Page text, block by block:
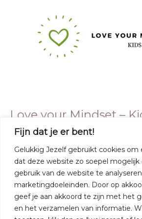
Fijn dat je er bent!
Gelukkig Jezelf gebruikt cookies om
dat deze website zo soepel mogelijk
gebruik van de website te
marketingdoeleinden. Door op
geef je aan akkoord te zijn met het
en het verzamelen van informatie.
Love your Mindset –
Angela
Open to access this content
Meer lezen »